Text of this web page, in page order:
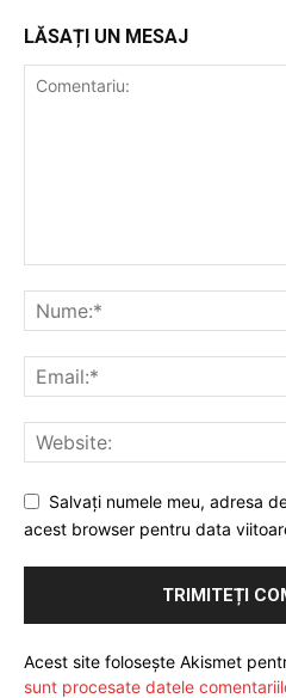
LĂSAȚI UN MESAJ
Salvați numele meu, adresa
acest browser pentru data
Acest site folosește Akismet
sunt procesate datele